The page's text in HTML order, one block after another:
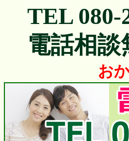
TEL 080-
電話相談
お